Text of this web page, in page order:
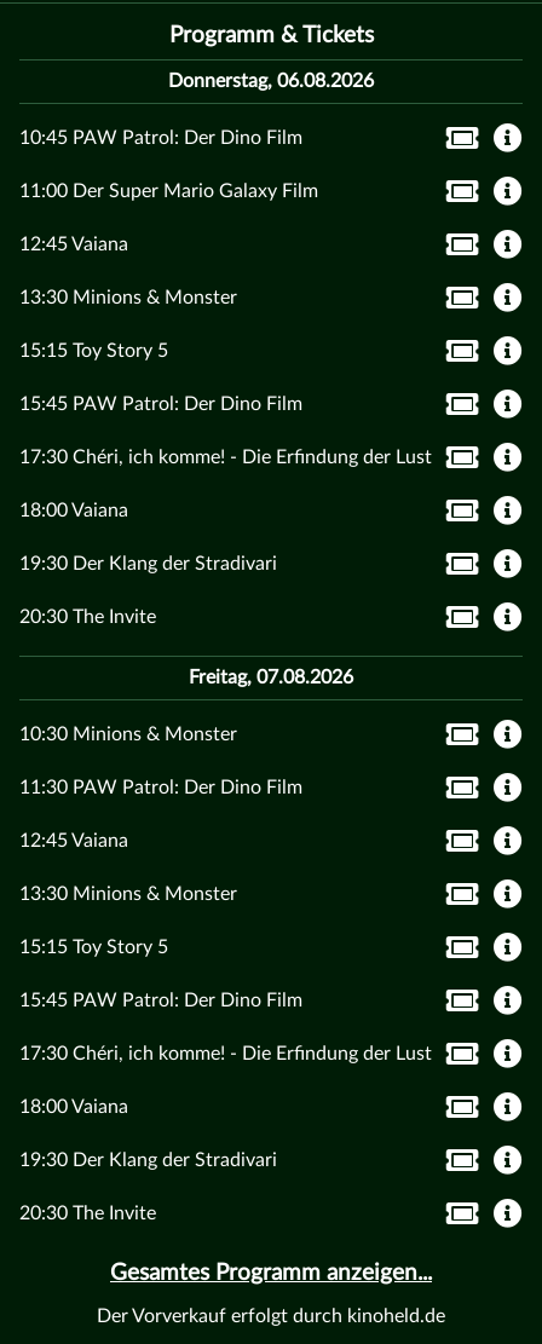
Programm & Tickets
Donnerstag, 06.08.2026
10:45 PAW Patrol: Der Dino Film
11:00 Der Super Mario Galaxy Film
12:45 Vaiana
13:30 Minions & Monster
15:15 Toy Story 5
15:45 PAW Patrol: Der Dino Film
17:30 Chéri, ich komme! - Die Erfindung der Lust
18:00 Vaiana
19:30 Der Klang der Stradivari
20:30 The Invite
Freitag, 07.08.2026
10:30 Minions & Monster
11:30 PAW Patrol: Der Dino Film
12:45 Vaiana
13:30 Minions & Monster
15:15 Toy Story 5
15:45 PAW Patrol: Der Dino Film
17:30 Chéri, ich komme! - Die Erfindung der Lust
18:00 Vaiana
19:30 Der Klang der Stradivari
20:30 The Invite
Gesamtes Programm anzeigen...
Der Vorverkauf erfolgt durch kinoheld.de